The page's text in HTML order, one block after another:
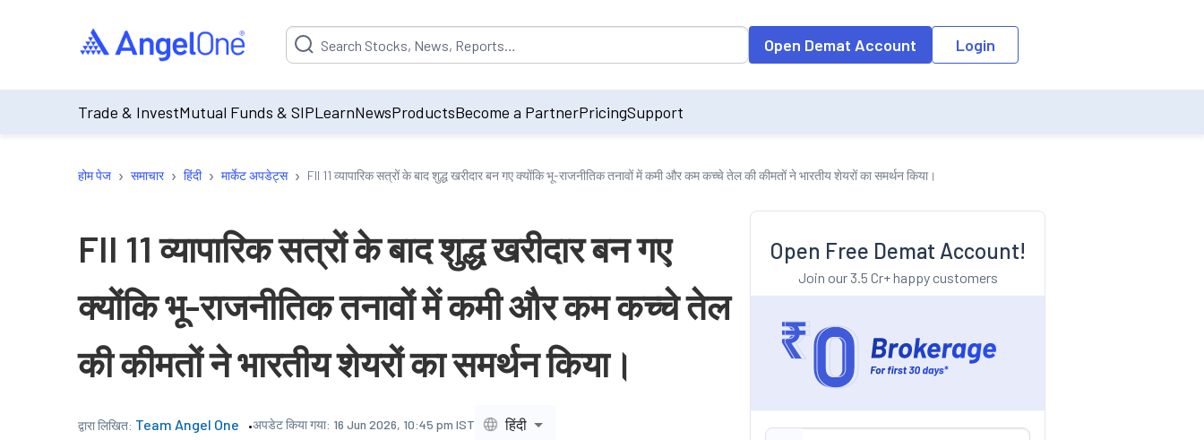
Suggestion will be populated by default on accessing the input field. On entering data into the input field, the suggestion list will be updated as per the
Open Demat Account Login
Trade & InvestMutual Funds & SIPLearnNewsProductsBecome a PartnerPricingSupport
होम पेज › समाचार › हिंदी › मार्केट अपडेट्स › FII 11 व्यापारिक सत्रों के बाद शुद्ध खरीदार बन गए क्योंकि भू-राजनीतिक तनावों में कमी और कम कच्चे तेल की कीमतों ने भारतीय शेयरों का समर्थन किया।
FII 11 व्यापारिक सत्रों के बाद शुद्ध खरीदार बन गए
क्योंकि भू-राजनीतिक तनावों में कमी और कम कच्चे तेल
की कीमतों ने भारतीय शेयरों का समर्थन किया।
द्वारा लिखित: Team Angel One अपडेट किया गया: 16 Jun 2026, 10:45 pm IST हिंदी
Open Free Demat Account!
Join our 3.5 Cr+ happy customers